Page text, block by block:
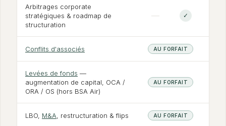
Arbitrages corporate
stratégiques & roadmap de
structuration
— ✓
Conflits d'associés AU FORFAIT
Levées de fonds —
augmentation de capital, OCA /
ORA / OS (hors BSA Air)
AU FORFAIT
LBO, M&A , restructuration & flips AU FORFAIT